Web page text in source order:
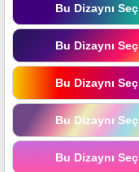
Bu Dizaynı Seç
Bu Dizaynı Seç
Bu Dizaynı Seç
Bu Dizaynı Seç
Bu Dizaynı Seç